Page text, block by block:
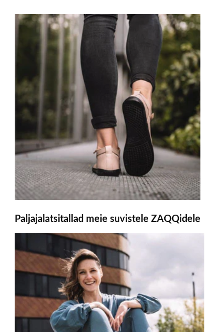
Paljajalatsitallad meie suvistele ZAQQidele